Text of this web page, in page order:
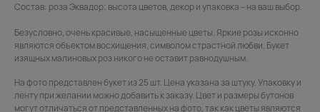
Состав: роза Эквадор; высота цветов, декор и упаковка – на ваш выбор.
Безусловно, очень красивые, насыщенные цветы. Яркие розы исконно
являются объектом восхищения, символом страстной любви. Букет
изящных малиновых роз никого не оставит равнодушным.
На фото представлен букет из 25 шт. Цена указана за штуку. Упаковку и
ленту при желании можно добавить к заказу. Цвет и размеры бутонов
могут отличаться от представленных на фото, так как цветы являются